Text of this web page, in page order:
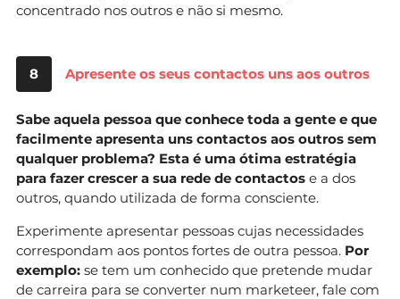
concentrado nos outros e não si mesmo.
8 Apresente os seus contactos uns aos outros
Sabe aquela pessoa que conhece toda a gente e que
facilmente apresenta uns contactos aos outros sem
qualquer problema? Esta é uma ótima estratégia
para fazer crescer a sua rede de contactos e a dos
outros, quando utilizada de forma consciente.
Experimente apresentar pessoas cujas necessidades
correspondam aos pontos fortes de outra pessoa. Por
exemplo: se tem um conhecido que pretende mudar
de carreira para se converter num marketeer, fale com